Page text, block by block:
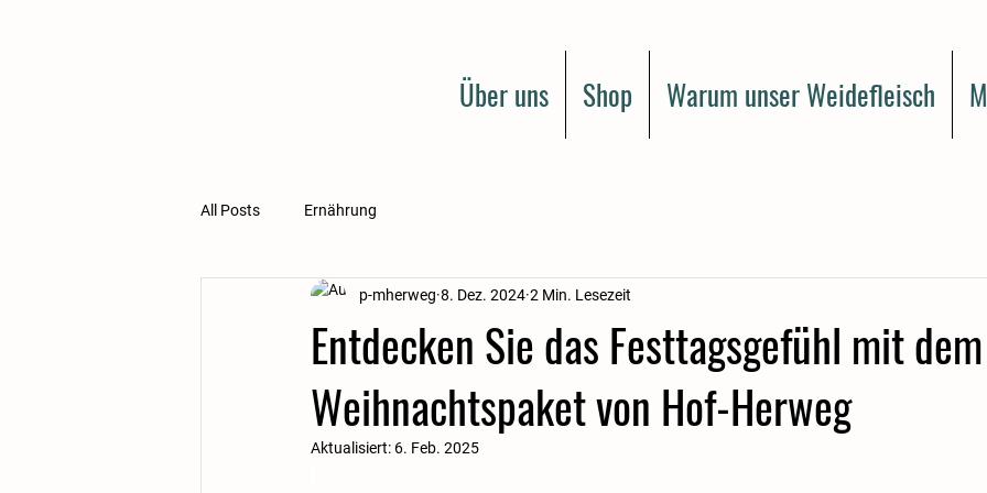
Über uns Shop Warum unser Weidefleisch
All Posts Ernährung
Entdecken Sie das Festtagsgefühl mit dem
Weihnachtspaket von Hof-Herweg
p-mherweg 8. Dez. 2024 2 Min. Lesezeit
Aktualisiert: 6. Feb. 2025